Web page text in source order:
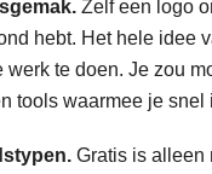
Zelf een logo
hebt. Het hele idee
werk te doen. Je zou
tools waarmee je snel
Gratis is alleen